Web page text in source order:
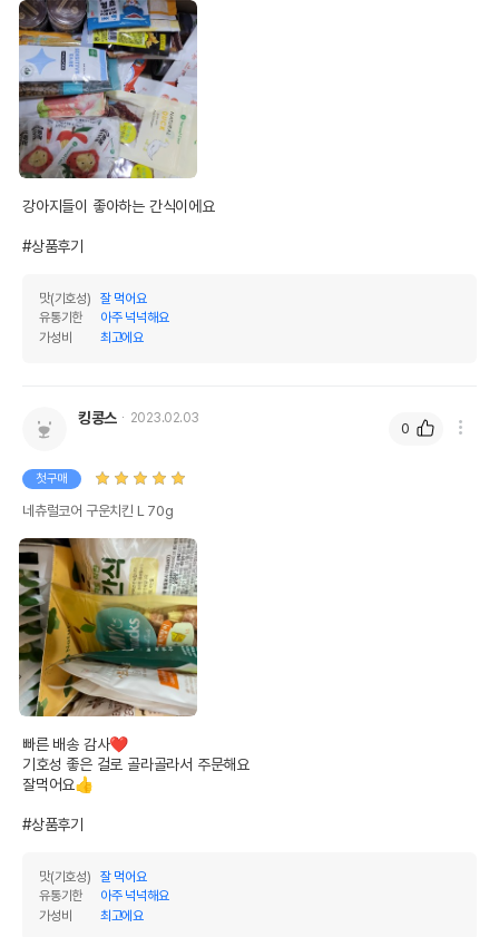
상품 필수 정보
강아지들이 좋아하는 간식이에요
#상품후기
맛(기호성)
잘 먹어요
유통기한
아주 넉넉해요
가성비
최고에요
킹콩스 2023.02.03
첫구매
네츄럴코어 구운치킨 L 70g
빠른 배송 감사❤️
기호성 좋은 걸로 골라골라서 주문해요
잘먹어요👍
#상품후기
맛(기호성)
잘 먹어요
유통기한
아주 넉넉해요
가성비
최고에요
0